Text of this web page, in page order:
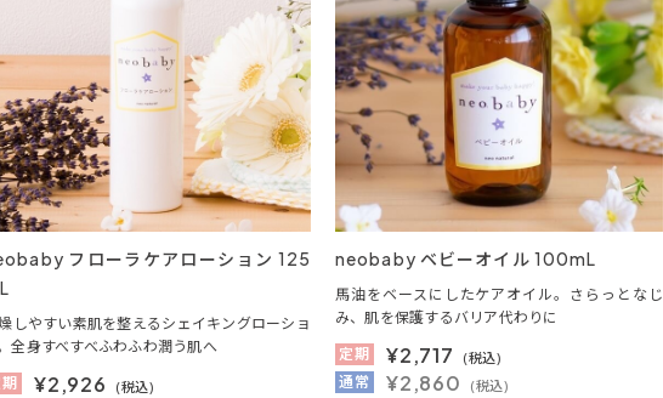
フローラケアローション 125
しやすい素肌を整えるシェイキングローショ
全身すべすべふわふわ潤う肌へ
¥2,926 (税込)
neobaby ベビーオイル 100mL
馬油をベースにしたケアオイル。さらっとなじ
み、肌を保護するバリア代わりに
定期
¥2,717 (税込)
通常 ¥2,860 (税込)